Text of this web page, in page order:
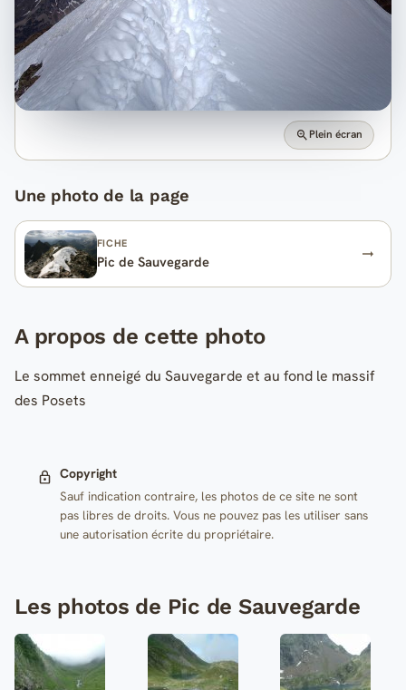
Plein écran
Une photo de la page
FICHE
Pic de Sauvegarde
A propos de cette photo
Le sommet enneigé du Sauvegarde et au fond le massif
des Posets
Copyright
Sauf indication contraire, les photos de ce site ne sont
pas libres de droits. Vous ne pouvez pas les utiliser sans
une autorisation écrite du propriétaire.
Les photos de Pic de Sauvegarde